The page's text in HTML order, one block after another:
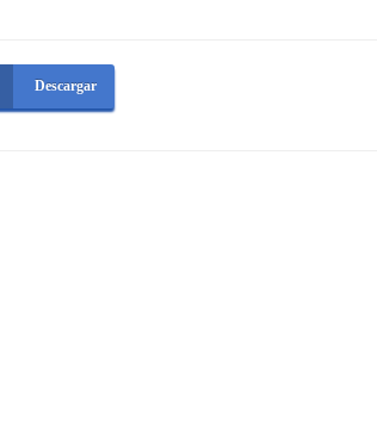
Descargar